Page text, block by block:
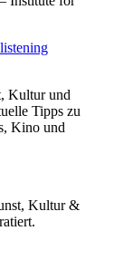
Kultur und
Tipps zu
Kino und
Kultur &